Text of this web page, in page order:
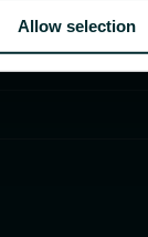
Allow selection